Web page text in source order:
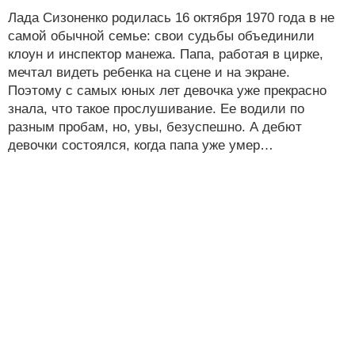
Лада Сизоненко родилась 16 октября 1970 года в не
самой обычной семье: свои судьбы объединили
клоун и инспектор манежа. Папа, работая в цирке,
мечтал видеть ребенка на сцене и на экране.
Поэтому с самых юных лет девочка уже прекрасно
знала, что такое прослушивание. Ее водили по
разным пробам, но, увы, безуспешно. А дебют
девочки состоялся, когда папа уже умер…